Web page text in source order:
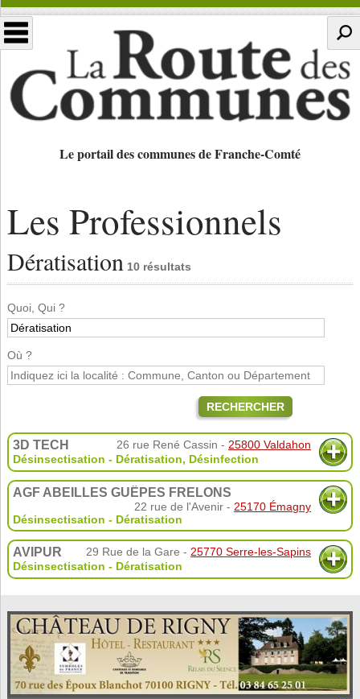
Le portail des communes de Franche-Comté
Les Professionnels
Dératisation 10 résultats
Quoi, Qui ?
Où ?
RECHERCHER
3D TECH 26 rue René Cassin - 25800 Valdahon
Désinsectisation - Dératisation, Désinfection
AGF ABEILLES GUÊPES FRELONS
22 rue de l'Avenir - 25170 Émagny
Désinsectisation - Dératisation
AVIPUR 29 Rue de la Gare - 25770 Serre-les-Sapins
Désinsectisation - Dératisation